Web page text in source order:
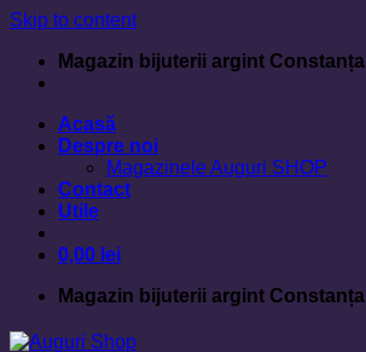
Skip to content
Magazin bijuterii argint Constanța
Acasă
Despre noi
Magazinele Auguri SHOP
Contact
Utile
0,00 lei
Magazin bijuterii argint Constanța